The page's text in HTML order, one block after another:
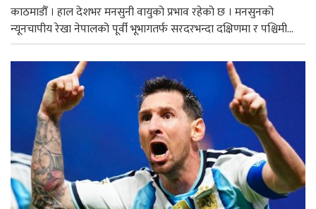
काठमाडौँ । हाल देशभर मनसुनी वायुको प्रभाव रहेको छ । मनसुनको
न्यूनचापीय रेखा नेपालको पूर्वी भूभागतर्फ सरदरभन्दा दक्षिणमा र पश्चिमी...